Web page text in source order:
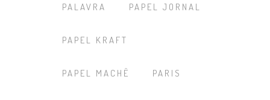
PALAVRA PAPEL JORNAL
PAPEL KRAFT
PAPEL MACHÊ PARIS